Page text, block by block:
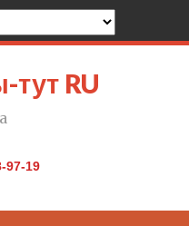
RU
97-19